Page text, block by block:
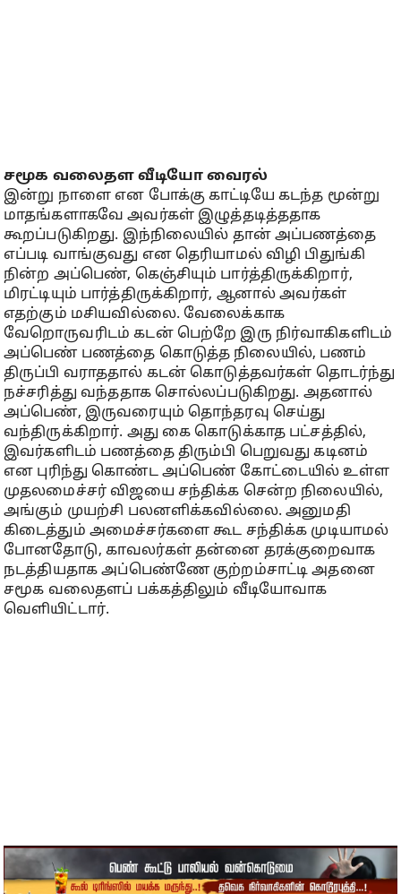
சமூக வலைதள வீடியோ வைரல்
இன்று நாளை என போக்கு காட்டியே கடந்த மூன்று
மாதங்களாகவே அவர்கள் இழுத்தடித்ததாக
கூறப்படுகிறது. இந்நிலையில் தான் அப்பணத்தை
எப்படி வாங்குவது என தெரியாமல் விழி பிதுங்கி
நின்ற அப்பெண், கெஞ்சியும் பார்த்திருக்கிறார்,
மிரட்டியும் பார்த்திருக்கிறார், ஆனால் அவர்கள்
எதற்கும் மசியவில்லை. வேலைக்காக
வேறொருவரிடம் கடன் பெற்றே இரு நிர்வாகிகளிடம்
அப்பெண் பணத்தை கொடுத்த நிலையில், பணம்
திருப்பி வராததால் கடன் கொடுத்தவர்கள் தொடர்ந்து
நச்சரித்து வந்ததாக சொல்லப்படுகிறது. அதனால்
அப்பெண், இருவரையும் தொந்தரவு செய்து
வந்திருக்கிறார். அது கை கொடுக்காத பட்சத்தில்,
இவர்களிடம் பணத்தை திரும்பி பெறுவது கடினம்
என புரிந்து கொண்ட அப்பெண் கோட்டையில் உள்ள
முதலமைச்சர் விஜயை சந்திக்க சென்ற நிலையில்,
அங்கும் முயற்சி பலனளிக்கவில்லை. அனுமதி
கிடைத்தும் அமைச்சர்களை கூட சந்திக்க முடியாமல்
போனதோடு, காவலர்கள் தன்னை தரக்குறைவாக
நடத்தியதாக அப்பெண்ணே குற்றம்சாட்டி அதனை
சமூக வலைதளப் பக்கத்திலும் வீடியோவாக
வெளியிட்டார்.